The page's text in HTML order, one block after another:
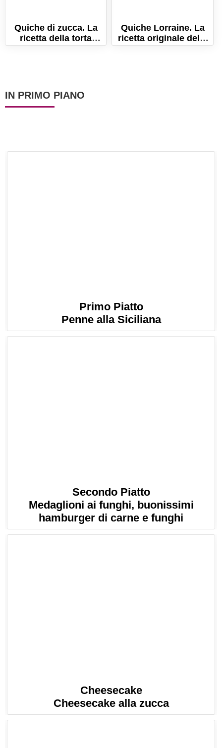
Quiche di zucca. La
ricetta della torta
salata con zucca e
Quiche Lorraine. La
ricetta originale della
torta salata francese!
IN PRIMO PIANO
Primo Piatto
Penne alla Siciliana
Secondo Piatto
Medaglioni ai funghi, buonissimi
hamburger di carne e funghi
Cheesecake
Cheesecake alla zucca